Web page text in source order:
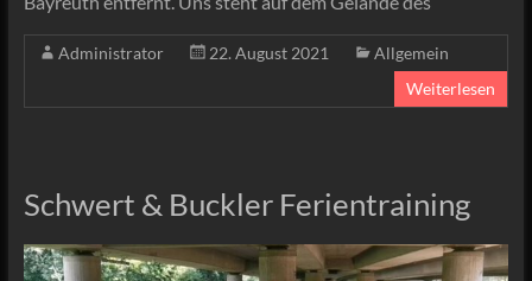
Administrator 22. August 2021
Allgemein
Weiterlesen
Schwert & Buckler Ferientraining